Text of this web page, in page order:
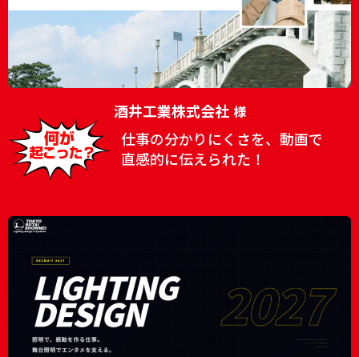
酒井工業株式会社 様
仕事の分かりにくさを、動画で
直感的に伝えられた！